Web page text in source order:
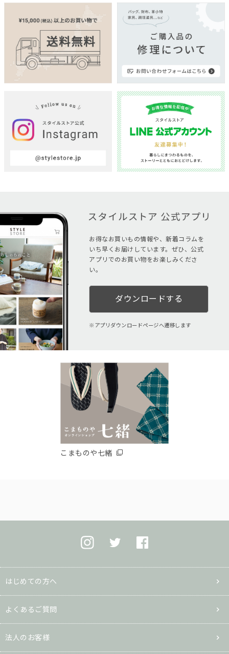
お得なお買いもの情報や、新着コラムを
いち早くお届けしています。ぜひ、公式
アプリでのお買い物をお楽しみくださ
い。
ダウンロードする
アプリダウンロードページへ遷移します
こまものや七緒
はじめての方へ
よくあるご質問
法人のお客様